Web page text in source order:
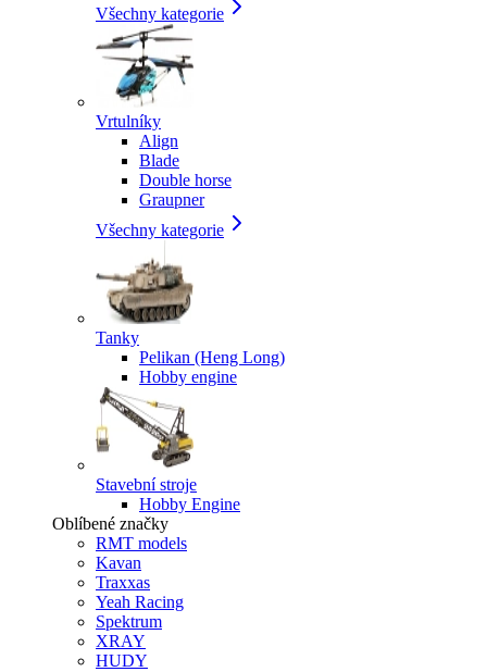
Všechny kategorie
Vrtulníky
Align
Blade
Double horse
Graupner
Všechny kategorie
Tanky
Pelikan (Heng Long)
Hobby engine
Stavební stroje
Hobby Engine
Oblíbené značky
RMT models
Kavan
Traxxas
Yeah Racing
Spektrum
XRAY
HUDY